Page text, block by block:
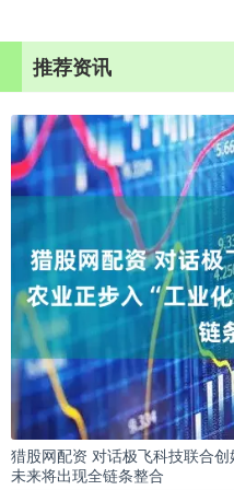
推荐资讯
猎股网配资 对话极飞科技联合创
未来将出现全链条整合